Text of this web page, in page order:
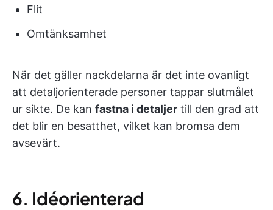
Flit
Omtänksamhet
När det gäller nackdelarna är det inte ovanligt
att detaljorienterade personer tappar slutmålet
ur sikte. De kan fastna i detaljer till den grad att
det blir en besatthet, vilket kan bromsa dem
avsevärt.
6. Idéorienterad